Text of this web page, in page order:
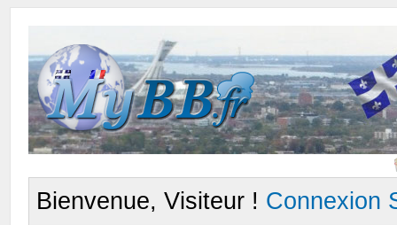
Bienvenue, Visiteur ! Connexion